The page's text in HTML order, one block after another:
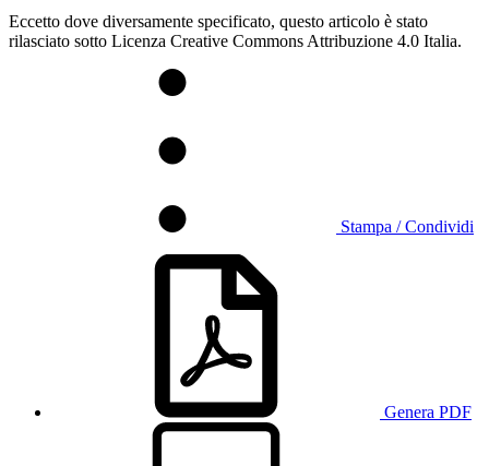
Eccetto dove diversamente specificato, questo articolo è stato
rilasciato sotto Licenza Creative Commons Attribuzione 4.0 Italia.
Stampa / Condividi
Genera PDF